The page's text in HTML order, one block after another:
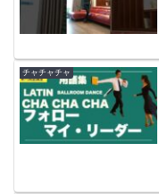
チャチャチャ